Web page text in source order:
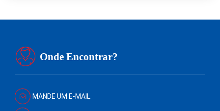
Onde Encontrar?
MANDE UM E-MAIL